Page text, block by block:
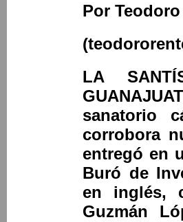
Por
LA
sanatorio
corrobora
entregó en
Buró de
en inglés,
Guzmán